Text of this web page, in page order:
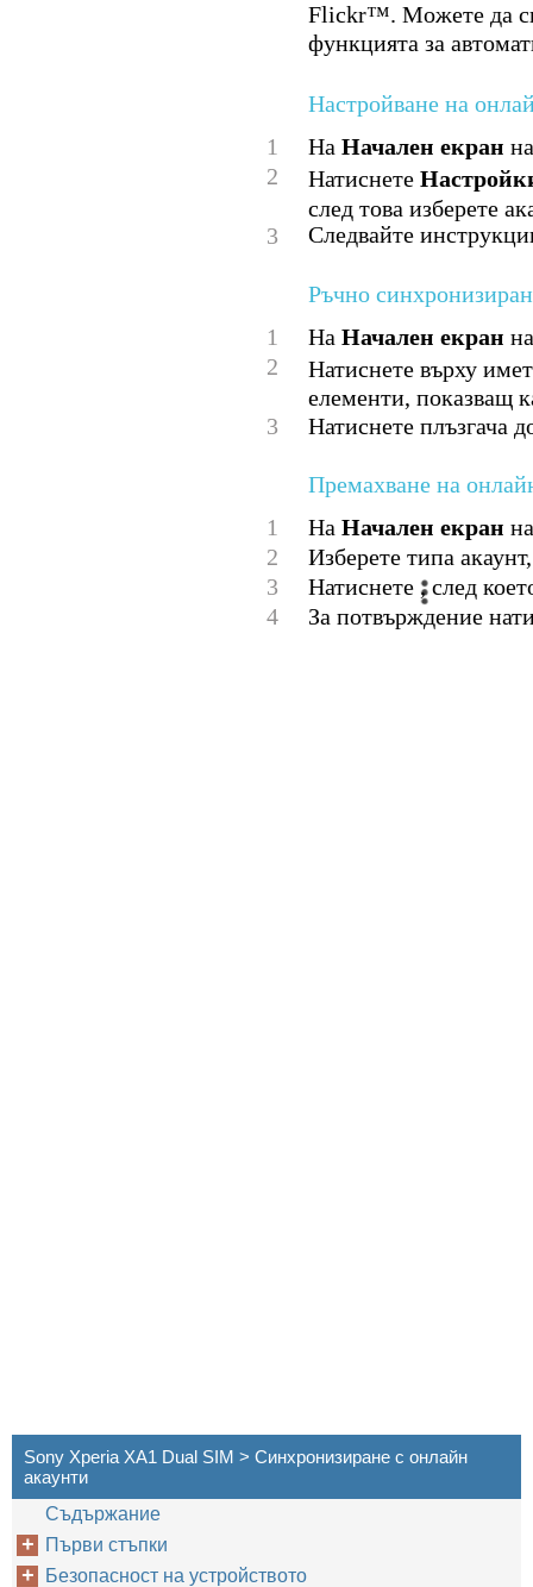
Flickr™. Можете да
функцията за
Настройване на
1
На Начален екран
2
Натиснете
след това изберете
3
Следвайте
Ръчно
1
На Начален екран
2
Натиснете върху
елементи, показващ
3
Натиснете плъзгача
Премахване на
1
На Начален екран
2
Изберете типа
3
Натиснете , след
4
За потвърждение
Sony Xperia XA1 Dual SIM > Синхронизиране с онлайн
акаунти
Съдържание
Първи стъпки
Безопасност на устройството